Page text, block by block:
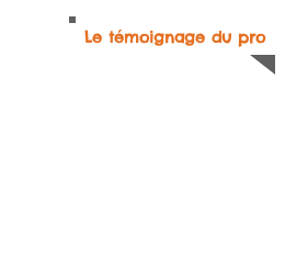
Le témoignage du pro